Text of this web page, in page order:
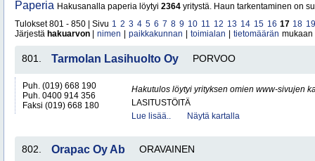
Paperia Hakusanalla paperia löytyi 2364 yritystä. Haun tarkentaminen on
Tulokset 801 - 850 | Sivu 1 2 3 4 5 6 7 8 9 10 11 12 13 14 15 16 17 18 19
Järjestä hakuarvon nimen paikkakunnan toimialan tietomäärän mukaan
801. Tarmolan Lasihuolto Oy PORVOO
Puh. (019) 668 190
Puh. 0400 914 356
Faksi (019) 668 180
Hakutulos löytyi yrityksen omien www-sivujen
LASITUSTÖITÄ
Lue lisää..
Näytä kartalla
802. Orapac Oy Ab ORAVAINEN